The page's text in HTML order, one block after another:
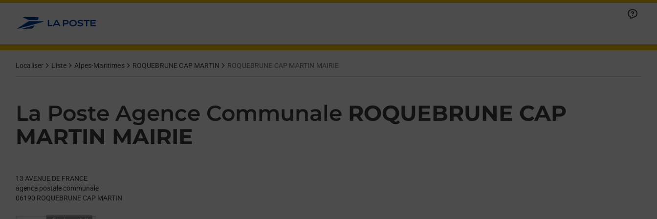
Allez au contenu
Localiser Liste Alpes-Maritimes ROQUEBRUNE CAP MARTIN ROQUEBRUNE CAP MARTIN MAIRIE
La Poste Agence Communale ROQUEBRUNE CAP
MARTIN MAIRIE
13 AVENUE DE FRANCE
agence postale communale
06190 ROQUEBRUNE CAP MARTIN
Day of the WeekHours
Get directions to La Poste Agence Communale at 13 AVENUE DE FRANCE ROQUEBRUNE CAP MARTIN,
lien s'ouvre dans un nouvel onglet